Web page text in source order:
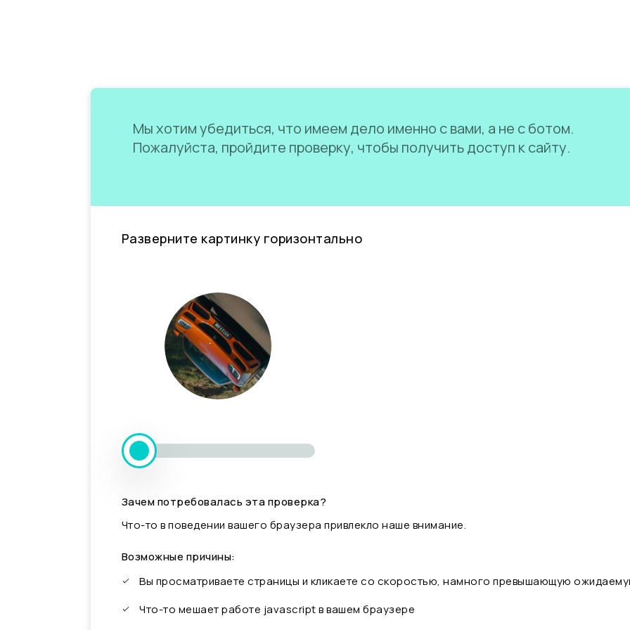
Мы хотим убедиться, что имеем дело именно с вами, а не с ботом.
Пожалуйста, пройдите проверку, чтобы получить доступ к сайту.
Разверните картинку горизонтально
Зачем потребовалась эта проверка?
Что-то в поведении вашего браузера привлекло наше внимание.
Возможные причины:
Вы просматриваете страницы и кликаете со скоростью, намного превышающую
Что-то мешает работе javascript в вашем браузере